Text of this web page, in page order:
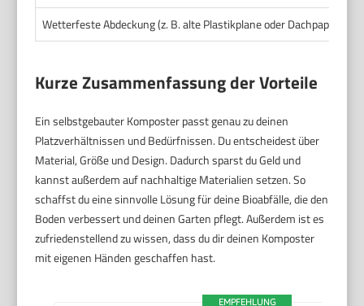
Wetterfeste Abdeckung (z. B. alte Plastikplane oder Dachpappe)
Kurze Zusammenfassung der Vorteile
Ein selbstgebauter Komposter passt genau zu deinen
Platzverhältnissen und Bedürfnissen. Du entscheidest über
Material, Größe und Design. Dadurch sparst du Geld und
kannst außerdem auf nachhaltige Materialien setzen. So
schaffst du eine sinnvolle Lösung für deine Bioabfälle, die den
Boden verbessert und deinen Garten pflegt. Außerdem ist es
zufriedenstellend zu wissen, dass du dir deinen Komposter
mit eigenen Händen geschaffen hast.
EMPFEHLUNG